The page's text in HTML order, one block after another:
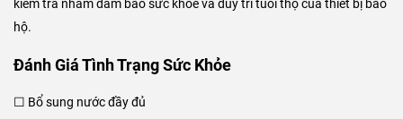
kiểm tra nhằm đảm bảo sức khỏe và duy trì tuổi thọ của thiết bị bảo
hộ.
Đánh Giá Tình Trạng Sức Khỏe
☐ Bổ sung nước đầy đủ